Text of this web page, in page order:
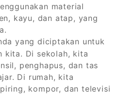
material
kayu, dan atap, yang
yang diciptakan untuk
kita. Di sekolah, kita
penghapus, dan tas
Di rumah, kita
kompor, dan televisi